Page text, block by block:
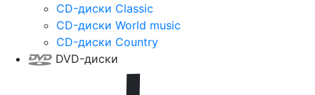
CD-диски Classic
CD-диски World music
CD-диски Country
DVD-диски